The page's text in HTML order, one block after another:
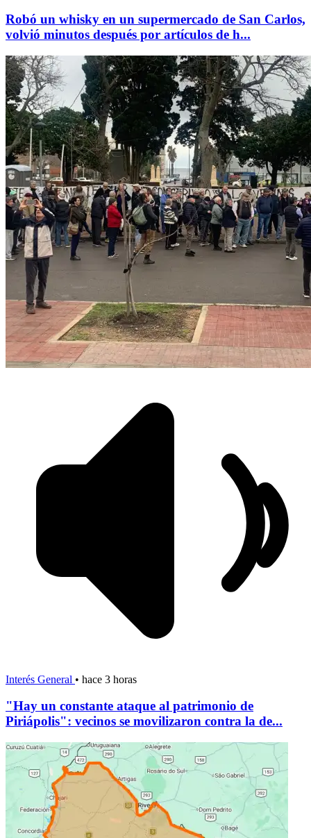
Robó un whisky en un supermercado de San Carlos,
volvió minutos después por artículos de h...
Interés General • hace 3 horas
"Hay un constante ataque al patrimonio de
Piriápolis": vecinos se movilizaron contra la de...